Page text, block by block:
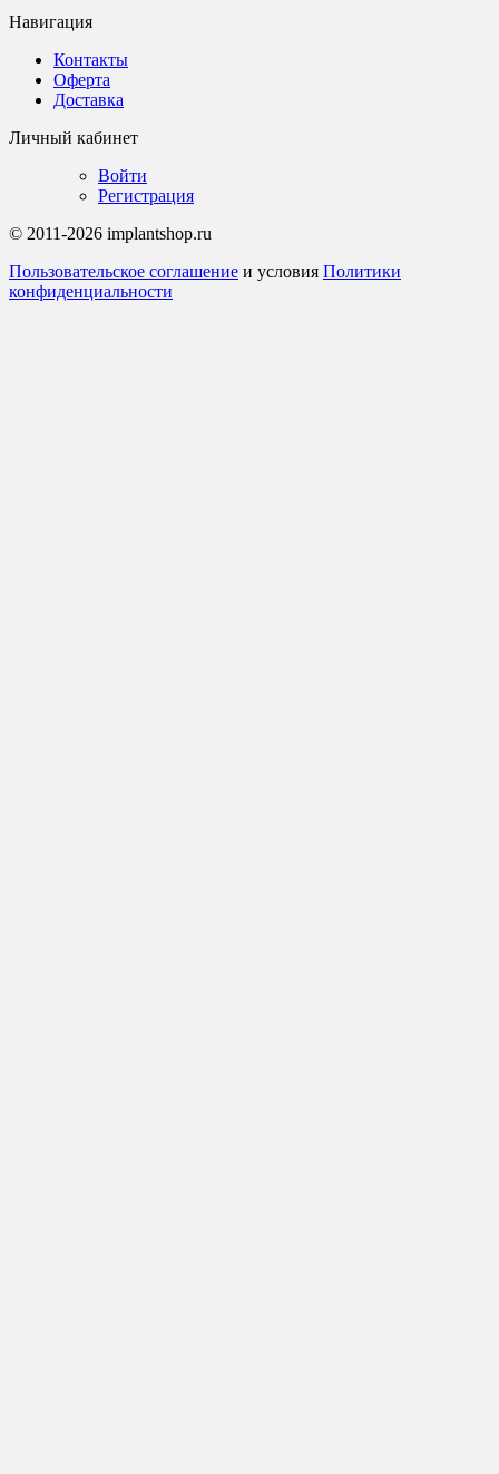
Навигация
Контакты
Оферта
Доставка
Личный кабинет
Войти
Регистрация
© 2011-2026 implantshop.ru
Пользовательское соглашение и условия Политики
конфиденциальности